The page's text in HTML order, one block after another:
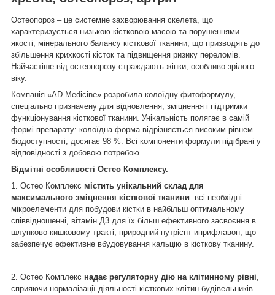
Остеопороз – це системне захворювання скелета, що
характеризується низькою кістковою масою та порушеннями
якості, мінерального балансу кісткової тканини, що призводять до
збільшення крихкості кісток та підвищення ризику переломів.
Найчастіше від остеопорозу страждають жінки, особливо зрілого
віку.
Компанія «AD Medicine» розробила колоїдну фитоформулу,
спеціально призначену для відновлення, зміцнення і підтримки
функціонування кісткової тканини. Унікальність полягає в самій
формі препарату: колоїдна форма відрізняється високим рівнем
біодоступності, досягає 98 %. Всі компоненти формули підібрані у
відповідності з добовою потребою.
Відмітні особливості Остео Комплексу.
1. Остео Комплекс містить унікальний склад для
максимального зміцнення кісткової тканини: всі необхідні
мікроелементи для побудови кістки в найбільш оптимальному
співвідношенні, вітамін Д3 для їх більш ефективного засвоєння в
шлунково-кишковому тракті, природний нутрієнт иприфлавон, що
забезпечує ефективне вбудовування кальцію в кісткову тканину.
2. Остео Комплекс надає регуляторну дію на клітинному рівні,
сприяючи нормалізації діяльності кісткових клітин-будівельників